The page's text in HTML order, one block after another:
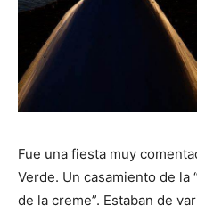
Fue una fiesta muy
Verde. Un casamiento de la
de la creme”. Estaban de